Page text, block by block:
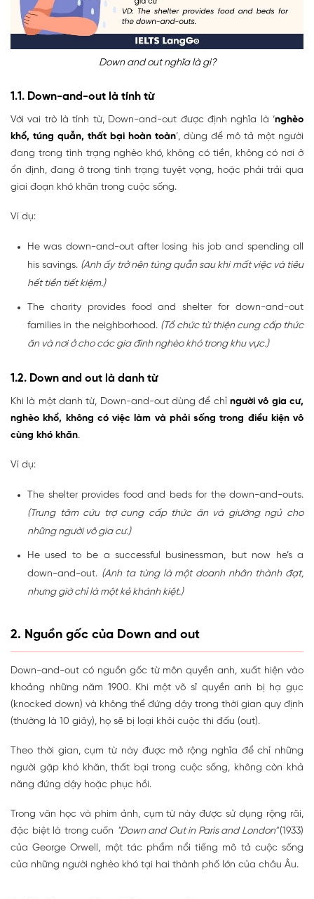
Down and out nghĩa là gì?
1.1. Down-and-out là tính từ
Với vai trò là tính từ, Down-and-out được định nghĩa là ‘nghèo
khổ, túng quẫn, thất bại hoàn toàn’, dùng để mô tả một người
đang trong tình trạng nghèo khó, không có tiền, không có nơi ở
ổn định, đang ở trong tình trạng tuyệt vọng, hoặc phải trải qua
giai đoạn khó khăn trong cuộc sống.
Ví dụ:
He was down-and-out after losing his job and spending all
his savings. (Anh ấy trở nên túng quẫn sau khi mất việc và tiêu
hết tiền tiết kiệm.)
The charity provides food and shelter for down-and-out
families in the neighborhood. (Tổ chức từ thiện cung cấp thức
ăn và nơi ở cho các gia đình nghèo khó trong khu vực.)
1.2. Down and out là danh từ
Khi là một danh từ, Down-and-out dùng để chỉ người vô gia cư,
nghèo khổ, không có việc làm và phải sống trong điều kiện vô
cùng khó khăn.
Ví dụ:
The shelter provides food and beds for the down-and-outs.
(Trung tâm cứu trợ cung cấp thức ăn và giường ngủ cho
những người vô gia cư.)
He used to be a successful businessman, but now he’s a
down-and-out. (Anh ta từng là một doanh nhân thành đạt,
nhưng giờ chỉ là một kẻ khánh kiệt.)
2. Nguồn gốc của Down and out
Down-and-out có nguồn gốc từ môn quyền anh, xuất hiện vào
khoảng những năm 1900. Khi một võ sĩ quyền anh bị hạ gục
(knocked down) và không thể đứng dậy trong thời gian quy định
(thường là 10 giây), họ sẽ bị loại khỏi cuộc thi đấu (out).
Theo thời gian, cụm từ này được mở rộng nghĩa để chỉ những
người gặp khó khăn, thất bại trong cuộc sống, không còn khả
năng đứng dậy hoặc phục hồi.
Trong văn học và phim ảnh, cụm từ này được sử dụng rộng rãi,
đặc biệt là trong cuốn "Down and Out in Paris and London"(1933)
của George Orwell, một tác phẩm nổi tiếng mô tả cuộc sống
của những người nghèo khó tại hai thành phố lớn của châu Âu.